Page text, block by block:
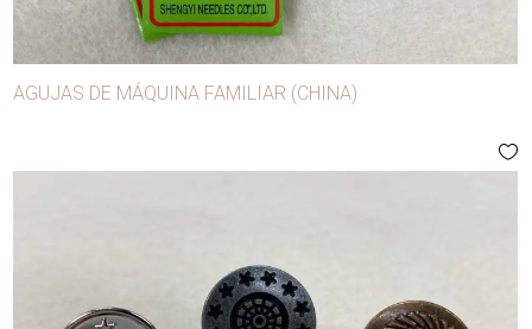
AGUJAS DE MÁQUINA FAMILIAR (CHINA)